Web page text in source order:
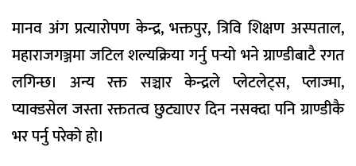
मानव अंग प्रत्यारोपण केन्द्र, भक्तपुर, त्रिवि शिक्षण अस्पताल,
महाराजगञ्जमा जटिल शल्यक्रिया गर्नु पर्‍यो भने ग्राण्डीबाटै रगत
लगिन्छ। अन्य रक्त सञ्चार केन्द्रले प्लेटलेट्स, प्लाज्मा,
प्याक्डसेल जस्ता रक्ततत्व छुट्याएर दिन नसक्दा पनि ग्राण्डीकै
भर पर्नु परेको हो।